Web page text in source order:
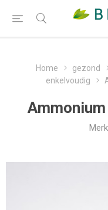
Home gezond
enkelvoudig